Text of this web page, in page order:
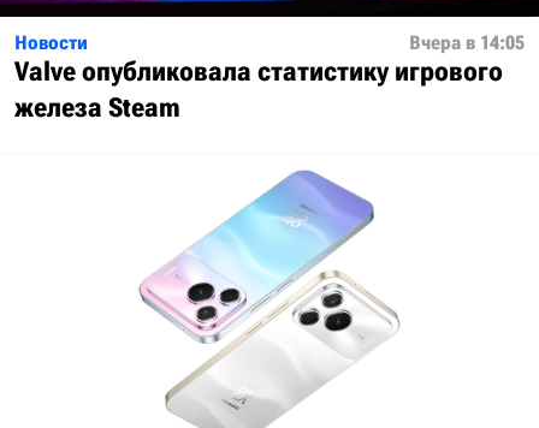
Новости Вчера в 14:05
Valve опубликовала статистику игрового
железа Steam